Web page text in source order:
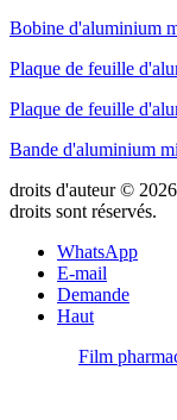
Bobine d'aluminium
Plaque de feuille
Plaque de feuille
Bande d'aluminium
droits d'auteur © 2026
droits sont réservés.
WhatsApp
E-mail
Demande
Haut
Film